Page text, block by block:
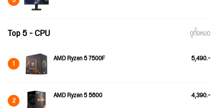
Top 5 - CPU ดูทั้งหมด
1 AMD Ryzen 5 7500F 5,490.-
2 AMD Ryzen 5 5600 4,390.-